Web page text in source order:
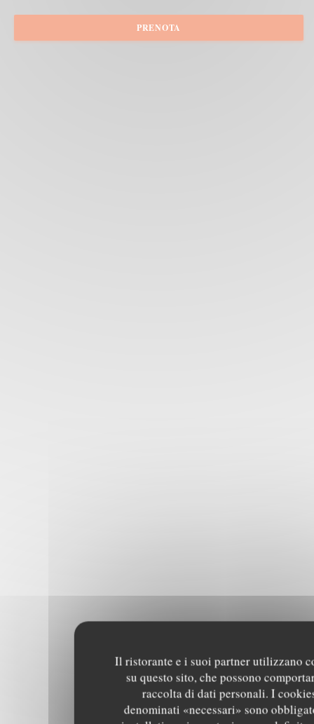
Il ristorante e i suoi partner utilizzano
su questo sito, che possono
raccolta di dati personali. I
denominati «necessari» sono
PRENOTA